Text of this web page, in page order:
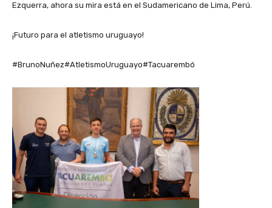
Ezquerra, ahora su mira está en el Sudamericano de Lima, Perú.
¡Futuro para el atletismo uruguayo!
#BrunoNuñez#AtletismoUruguayo#Tacuarembó